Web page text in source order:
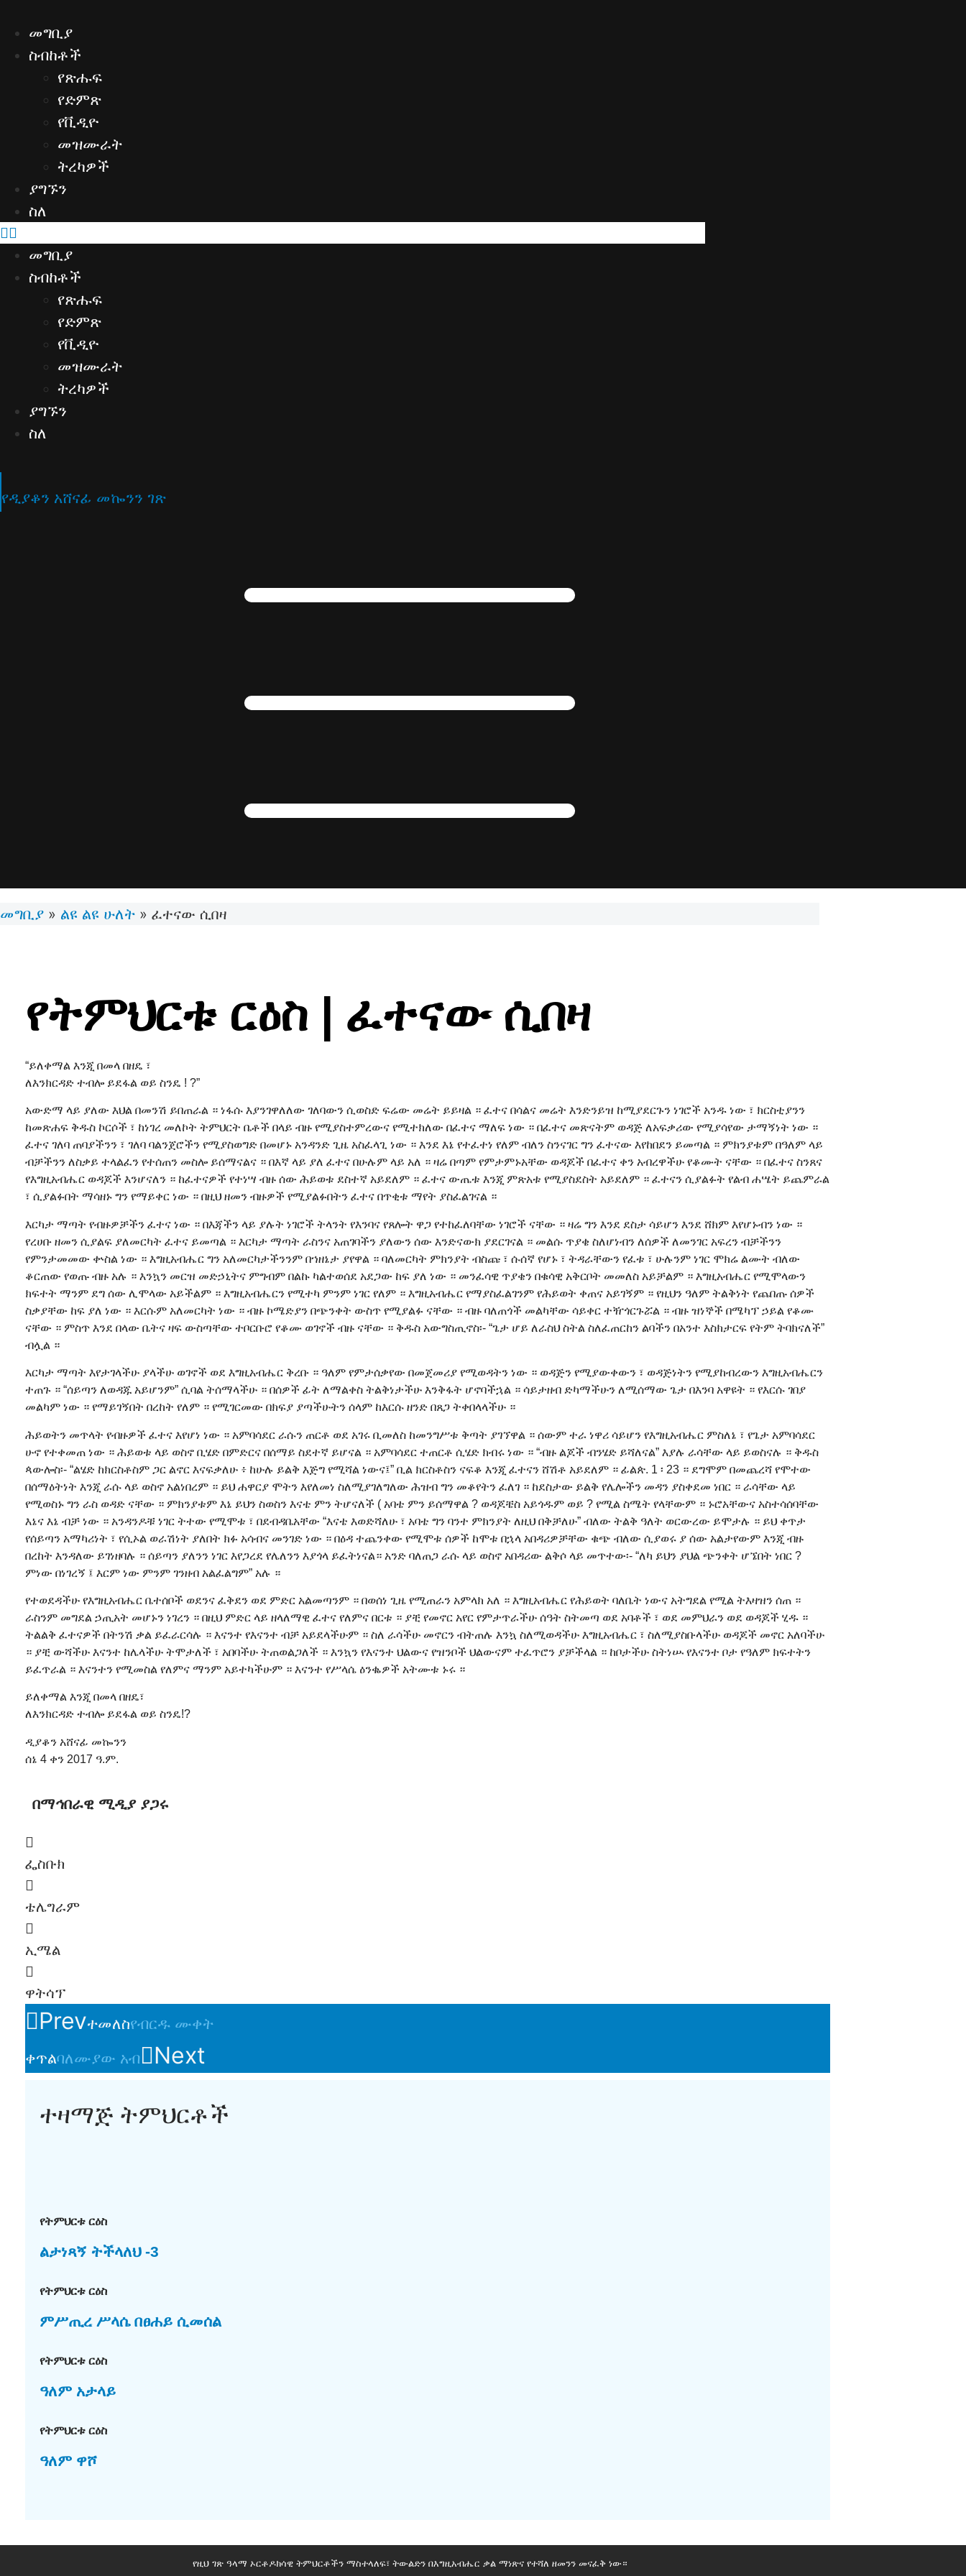
content
መግቢያ
ስብከቶች
የጽሑፍ
የድምጽ
የቪዲዮ
መዝሙራት
ትረካዎች
ያግኙን
ስለ
መግቢያ
ስብከቶች
የጽሑፍ
የድምጽ
የቪዲዮ
መዝሙራት
ትረካዎች
ያግኙን
ስለ
የዲያቆን አሸናፊ መኰንን ገጽ
መግቢያ » ልዩ ልዩ ሁለት » ፈተናው ሲበዛ
የትምህርቱ ርዕስ | ፈተናው ሲበዛ
“ይለቀማል እንጂ በመላ በዘዴ ፣
ለእንክርዳድ ተብሎ ይደፋል ወይ ስንዴ ! ?”
አውድማ ላይ ያለው እህል በመንሽ ይበጠራል ። ነፋሱ እያንገዋለለው ገለባውን ሲወስድ ፍሬው መሬት ይይዛል ። ፈተና በሳልና መሬት እንድንይዝ ከሚያደርጉን ነገሮች አንዱ ነው ፣ ክርስቲያንን
ከመጽሐፍ ቅዱስ ኮርሶች ፣ ከነገረ መለኮት ትምህርት ቤቶች በላይ ብዙ የሚያስተምረውና የሚተክለው በፈተና ማለፍ ነው ። በፈተና መጽናትም ወዳጅ ለአፍቃሪው የሚያሳየው ታማኝነት ነው ።
ፈተና ገለባ ጠባያችንን ፣ ገለባ ባልንጀሮችን የሚያስወግድ በመሆኑ አንዳንድ ጊዜ አስፈላጊ ነው ። እንደ እኔ የተፈተነ የለም ብለን ስንናገር ግን ፈተናው እየከበደን ይመጣል ። ምክንያቱም በዓለም ላይ
ብቻችንን ለስቃይ ተላልፈን የተሰጠን መስሎ ይሰማናልና ። በእኛ ላይ ያለ ፈተና በሁሉም ላይ አለ ። ዛሬ በጣም የምታምኑአቸው ወዳጆች በፈተና ቀን አብረዋችሁ የቆሙት ናቸው ። በፈተና ስንጸና
የእግዚአብሔር ወዳጆች እንሆናለን ። ከፈተናዎች የተነሣ ብዙ ሰው ሕይወቱ ደስተኛ አይደለም ። ፈተና ውጤቱ እንጂ ምጽአቱ የሚያስደስት አይደለም ። ፈተናን ሲያልፉት የልብ ሐሤት ይጨምራል
፣ ሲያልፉበት ማሳዘኑ ግን የማይቀር ነው ። በዚህ ዘመን ብዙዎች የሚያልፉበትን ፈተና በጥቂቱ ማየት ያስፈልገናል ።
እርካታ ማጣት የብዙዎቻችን ፈተና ነው ። በእጃችን ላይ ያሉት ነገሮች ትላንት የእንባና የጸሎት ዋጋ የተከፈለባቸው ነገሮች ናቸው ። ዛሬ ግን እንደ ደስታ ሳይሆን እንደ ሸክም እየሆኑብን ነው ።
የረሀቡ ዘመን ሲያልፍ ያለመርካት ፈተና ይመጣል ። እርካታ ማጣት ራስንና አጠገባችን ያለውን ሰው እንድናውክ ያደርገናል ። መልሱ ጥያቄ ስለሆነብን ለሰዎች ለመንገር አፍረን ብቻችንን
የምንታመመው ቍስል ነው ። እግዚአብሔር ግን አለመርካታችንንም በኀዘኔታ ያየዋል ። ባለመርካት ምክንያት ብስጩ ፣ ሱሰኛ የሆኑ ፣ ትዳራቸውን የፈቱ ፣ ሁሉንም ነገር ሞክሬ ልሙት ብለው
ቆርጠው የወጡ ብዙ አሉ ። እንኳን መርዝ መድኃኒትና ምግብም በልኩ ካልተወሰደ አደጋው ከፍ ያለ ነው ። መንፈሳዊ ጥያቄን በቁሳዊ አቅርቦት መመለስ አይቻልም ። እግዚአብሔር የሚሞላውን
ክፍተት ማንም ደግ ሰው ሊሞላው አይችልም ። እግዚአብሔርን የሚተካ ምንም ነገር የለም ። እግዚአብሔር የማያስፈልገንም የሕይወት ቀጠና አይገኝም ። የዚህን ዓለም ትልቅነት የጨበጡ ሰዎች
ስቃያቸው ከፍ ያለ ነው ። እርሱም አለመርካት ነው ። ብዙ ኮሜድያን በጭንቀት ውስጥ የሚያልፉ ናቸው ። ብዙ ባለጠጎች መልካቸው ሳይቀር ተዥጎርጉሯል ። ብዙ ዝነኞች በሜካፕ ኃይል የቆሙ
ናቸው ። ምስጥ እንደ በላው ቤትና ዛፍ ውስጣቸው ተቦርቡሮ የቆሙ ወገኖች ብዙ ናቸው ። ቅዱስ አውግስጢኖስ፡- “ጌታ ሆይ ለራስህ ስትል ስለፈጠርከን ልባችን በአንተ እስክታርፍ የትም ትባክናለች”
ብሏል ።
እርካታ ማጣት እየታገላችሁ ያላችሁ ወገኖች ወደ እግዚአብሔር ቅረቡ ። ዓለም የምታሰቃየው በመጀመሪያ የሚወዳትን ነው ። ወዳጅን የሚያውቀውን ፣ ወዳጅነትን የሚያከብረውን እግዚአብሔርን
ተጠጉ ። “ሰይጣን ለወዳጁ አይሆንም” ሲባል ትሰማላችሁ ። በሰዎች ፊት ለማልቀስ ትልቅነታችሁ እንቅፋት ሆኖባችኋል ። ሳይታዘብ ድካማችሁን ለሚሰማው ጌታ በእንባ አዋዩት ። የእርሱ ገበያ
መልካም ነው ። የማይገኝበት በረከት የለም ። የሚገርመው በክፍያ ያጣችሁትን ሰላም ከእርሱ ዘንድ በጸጋ ትቀበላላችሁ ።
ሕይወትን መጥላት የብዙዎች ፈተና እየሆነ ነው ። አምባሳደር ራሱን ጠርቶ ወደ አገሩ ቢመለስ ከመንግሥቱ ቅጣት ያገኘዋል ። ሰውም ተራ ነዋሪ ሳይሆን የእግዚአብሔር ምስለኔ ፣ የጌታ አምባሳደር
ሁኖ የተቀመጠ ነው ። ሕይወቱ ላይ ወስኖ ቢሄድ በምድርና በሰማይ ስደተኛ ይሆናል ። አምባሳደር ተጠርቶ ሲሄድ ክብሩ ነው ። “ብዙ ልጆች ብንሄድ ይሻለናል” እያሉ ራሳቸው ላይ ይወስናሉ ። ቅዱስ
ጳውሎስ፡- “ልሄድ ከክርስቶስም ጋር ልኖር እናፍቃለሁ ፥ ከሁሉ ይልቅ እጅግ የሚሻል ነውና፤” ቢል ክርስቶስን ናፍቆ እንጂ ፈተናን ሸሽቶ አይደለም ። ፊልጵ. 1 ፡ 23 ። ደግሞም በመጨረሻ የሞተው
በሰማዕትነት እንጂ ራሱ ላይ ወስኖ አልነበረም ። ይህ ሐዋርያ ሞትን እየለመነ ስለሚያገለግለው ሕዝብ ግን መቆየትን ፈለገ ። ከደስታው ይልቅ የሌሎችን መዳን ያስቀደመ ነበር ። ራሳቸው ላይ
የሚወስኑ ግን ራስ ወዳድ ናቸው ። ምክንያቱም እኔ ይህን ስወስን እናቴ ምን ትሆናለች ( አባቴ ምን ይሰማዋል ? ወዳጆቼስ አይጎዱም ወይ ? የሚል ስሜት የላቸውም ። ኑሮአቸውና አስተሳሰባቸው
እኔና እኔ ብቻ ነው ። አንዳንዶቹ ነገር ትተው የሚሞቱ ፣ በደብዳቤአቸው “እናቴ እወድሻለሁ ፣ አባቴ ግን ባንተ ምክንያት ለዚህ በቅቻለሁ” ብለው ትልቅ ዓለት ወርውረው ይሞታሉ ። ይህ ቀጥታ
የሰይጣን አማካሪነት ፣ የሲኦል ወራሽነት ያለበት ክፉ አሳብና መንገድ ነው ። በዕዳ ተጨንቀው የሚሞቱ ሰዎች ከሞቱ በኋላ አበዳሪዎቻቸው ቁጭ ብለው ሲያወሩ ያ ሰው አልታየውም እንጂ ብዙ
በረከት እንዳለው ይገነዘባሉ ። ሰይጣን ያለንን ነገር እየጋረደ የሌለንን እያጎላ ይፈትነናል። አንድ ባለጠጋ ራሱ ላይ ወስኖ አበዳሪው ልቅሶ ላይ መጥተው፡- “ለካ ይህን ያህል ጭንቀት ሆኜበት ነበር ?
ምነው በነገረኝ ፤ እርም ነው ምንም ገንዘብ አልፈልግም” አሉ ።
የተወደዳችሁ የእግዚአብሔር ቤተሰቦች ወደንና ፈቅደን ወደ ምድር አልመጣንም ። በወሰነ ጊዜ የሚጠራን አምላክ አለ ። እግዚአብሔር የሕይወት ባለቤት ነውና አትግደል የሚል ትእዛዝን ሰጠ ።
ራስንም መግደል ኃጢአት መሆኑን ነገረን ። በዚህ ምድር ላይ ዘላለማዊ ፈተና የለምና በርቱ ። ያቺ የመኖር አየር የምታጥራችሁ ሰዓት ስትመጣ ወደ አባቶች ፣ ወደ መምህራን ወደ ወዳጆች ሂዱ ።
ትልልቅ ፈተናዎች በትንሽ ቃል ይፈራርሳሉ ። እናንተ የእናንተ ብቻ አይደላችሁም ። ስለ ራሳችሁ መኖርን ብትጠሉ እንኳ ስለሚወዳችሁ እግዚአብሔር ፣ ስለሚያስቡላችሁ ወዳጆች መኖር አለባችሁ
። ያቺ ውሻችሁ እናንተ ከሌላችሁ ትሞታለች ፣ አበባችሁ ትጠወልጋለች ። እንኳን የእናንተ ህልውና የዝንቦች ህልውናም ተፈጥሮን ያቻችላል ። ከቦታችሁ ስትነሡ የእናንተ ቦታ የዓለም ክፍተትን
ይፈጥራል ። እናንተን የሚመስል የለምና ማንም አይተካችሁም ። እናንተ የሥላሴ ዕንቈዎች አትሙቱ ኑሩ ።
ይለቀማል እንጂ በመላ በዘዴ፣
ለእንክርዳድ ተብሎ ይደፋል ወይ ስንዴ!?
ዲያቆን አሸናፊ መኰንን
ሰኔ 4 ቀን 2017 ዓ.ም.
በማኅበራዊ ሚዲያ ያጋሩ
ፌስቡክ
ቴሌግራም
ኢሜል
ዋትሳፕ
Prevተመለስየብርዱ ሙቀት
ቀጥልባለሙያው አብ Next
ተዛማጅ ትምህርቶች
የትምህርቱ ርዕስ
ልታነጻኝ ትችላለህ -3
የትምህርቱ ርዕስ
ምሥጢረ ሥላሴ በፀሐይ ሲመሰል
የትምህርቱ ርዕስ
ዓለም አታላይ
የትምህርቱ ርዕስ
ዓለም ዋሾ
የዚህ ገጽ ዓላማ ኦርቶዶክሳዊ ትምህርቶችን ማስተላለፍ፣ ትውልድን በእግዚአብሔር ቃል ማነጽና የተሻለ ዘመንን መናፈቅ ነው።